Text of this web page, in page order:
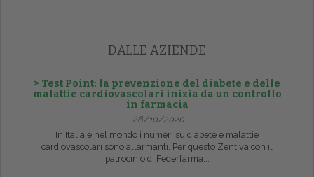
DALLE AZIENDE
> Test Point: la prevenzione del diabete e delle
malattie cardiovascolari inizia da un controllo
in farmacia
26/10/2020
In Italia e nel mondo i numeri su diabete e malattie
cardiovascolari sono allarmanti. Per questo Zentiva con il
patrocinio di Federfarma...